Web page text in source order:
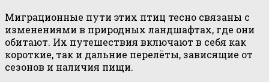
Миграционные пути этих птиц тесно связаны с
изменениями в природных ландшафтах, где они
обитают. Их путешествия включают в себя как
короткие, так и дальние перелёты, зависящие от
сезонов и наличия пищи.